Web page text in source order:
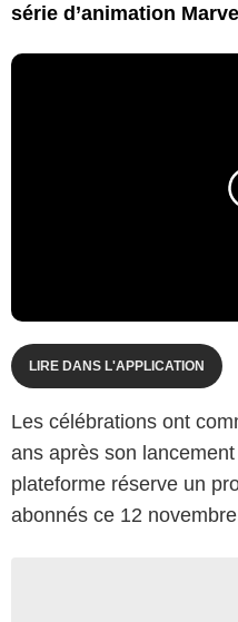
série d’animation
LIRE DANS L'APPLICATION
Les célébrations ont
ans après son
plateforme réserve un
abonnés ce 12